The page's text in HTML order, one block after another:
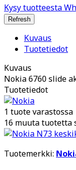
Kysy tuotteesta
Kuvaus
Tuotetiedot
Kuvaus
Nokia 6760 slide
Tuotetiedot
1 tuote varastossa
16 muuta tuotetta
Tuotemerkki: